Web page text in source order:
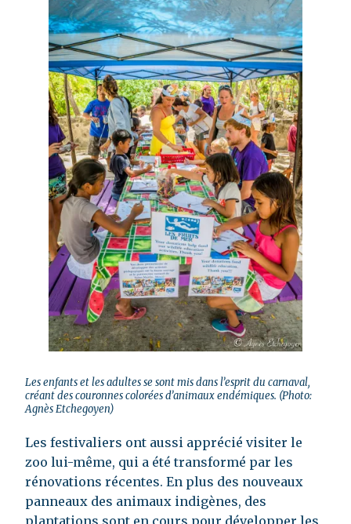
Les enfants et les adultes se sont mis dans l’esprit du carnaval,
créant des couronnes colorées d’animaux endémiques. (Photo:
Agnès Etchegoyen)
Les festivaliers ont aussi apprécié visiter le
zoo lui-même, qui a été transformé par les
rénovations récentes. En plus des nouveaux
panneaux des animaux indigènes, des
plantations sont en cours pour développer les